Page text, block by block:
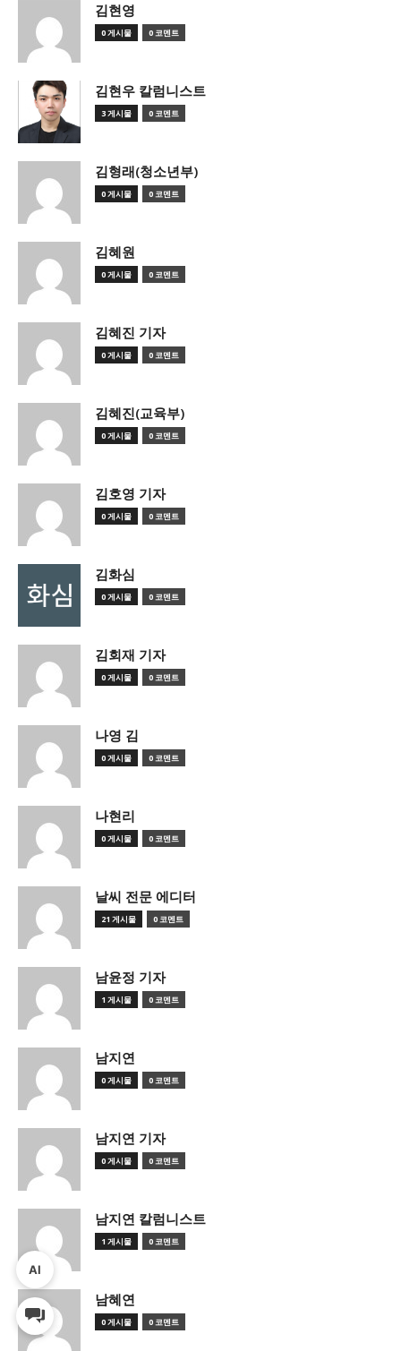
김현영
0 게시물 0 코멘트
김현우 칼럼니스트
3 게시물 0 코멘트
김형래(청소년부)
0 게시물 0 코멘트
김혜원
0 게시물 0 코멘트
김혜진 기자
0 게시물 0 코멘트
김혜진(교육부)
0 게시물 0 코멘트
김호영 기자
0 게시물 0 코멘트
김화심
0 게시물 0 코멘트
김회재 기자
0 게시물 0 코멘트
나영 김
0 게시물 0 코멘트
나현리
0 게시물 0 코멘트
날씨 전문 에디터
21 게시물 0 코멘트
남윤정 기자
1 게시물 0 코멘트
남지연
0 게시물 0 코멘트
남지연 기자
0 게시물 0 코멘트
남지연 칼럼니스트
1 게시물 0 코멘트
남혜연
0 게시물 0 코멘트
AI